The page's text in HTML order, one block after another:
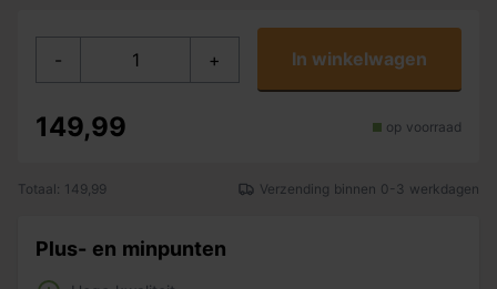
- + In winkelwagen
149,99 op voorraad
Totaal: 149,99 Verzending binnen 0-3 werkdagen
Plus- en minpunten